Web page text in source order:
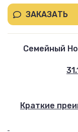
ЗАКАЗАТЬ
Семейный
Краткие